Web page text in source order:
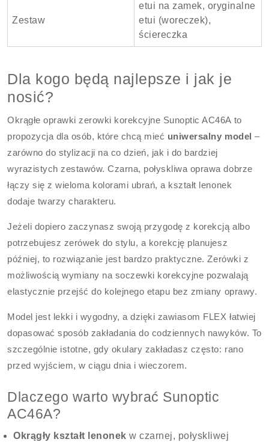
Zestaw
etui na zamek, oryginalne
etui (woreczek),
ściereczka
Dla kogo będą najlepsze i jak je
nosić?
Okrągłe oprawki zerowki korekcyjne Sunoptic AC46A to
propozycja dla osób, które chcą mieć uniwersalny model –
zarówno do stylizacji na co dzień, jak i do bardziej
wyrazistych zestawów. Czarna, połyskliwa oprawa dobrze
łączy się z wieloma kolorami ubrań, a kształt lenonek
dodaje twarzy charakteru.
Jeżeli dopiero zaczynasz swoją przygodę z korekcją albo
potrzebujesz zerówek do stylu, a korekcję planujesz
później, to rozwiązanie jest bardzo praktyczne. Zerówki z
możliwością wymiany na soczewki korekcyjne pozwalają
elastycznie przejść do kolejnego etapu bez zmiany oprawy.
Model jest lekki i wygodny, a dzięki zawiasom FLEX łatwiej
dopasować sposób zakładania do codziennych nawyków. To
szczególnie istotne, gdy okulary zakładasz często: rano
przed wyjściem, w ciągu dnia i wieczorem.
Dlaczego warto wybrać Sunoptic
AC46A?
Okrągły kształt lenonek w czarnej, połyskliwej